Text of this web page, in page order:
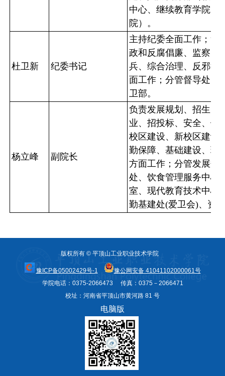
中心、继续教育学院、
院）。
杜卫新 纪委书记
主持纪委全面工作；负
政和反腐倡廉、监察、
兵、综合治理、反邪教
面工作；分管督导处、
卫部。
杨立峰 副院长
负责发展规划、招生、
业、招投标、安全、饮
校区建设、新校区建设
勤保障、基础建设、环
方面工作；分管发展规
处、饮食管理服务中心
室、现代教育技术中心
勤基建处(爱卫会)、资
版权所有 © 平顶山工业职业技术学院
豫ICP备05002429号-1
豫公网安备 41041102000061号
学院电话：0375-2066473 传真：0375－2066471
校址：河南省平顶山市黄河路 81 号
电脑版